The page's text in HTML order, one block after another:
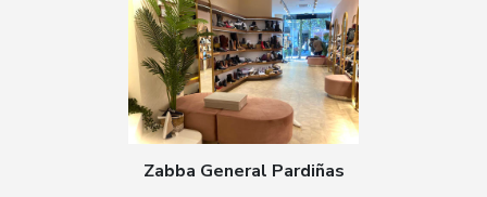
Zabba General Pardiñas